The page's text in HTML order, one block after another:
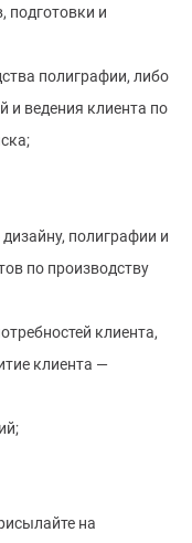
подготовки и
полиграфии, либо
ведения клиента по
полиграфии и
по производству
клиента,
клиента —
на